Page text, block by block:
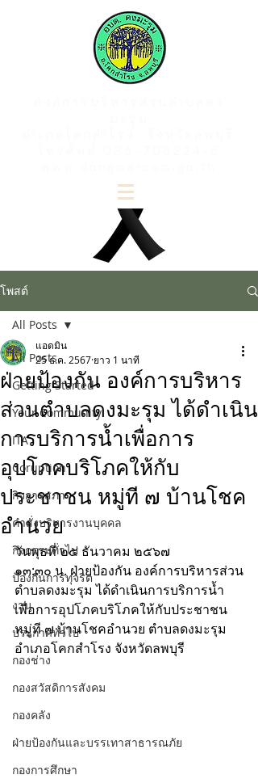
โพสต์
All Posts
Getting Started
Your Community
ITA
Coruption
กิจการสภา
คำสั่งบริหารงานบุคคล
กิจกรรมทั่วไป
ป้องกันการทุจริต
งาน
ประกาศทั่วไป
กองช่าง
กองสวัสดิการสังคม
กองคลัง
ฝ่ายป้องกันและบรรเทาสาธารณภัย
กองการศึกษา
All Posts
ฝ่ายป้องกัน องค์การบริหาร
ส่วนตำบลดงมะรุม ได้ดำเนิน
การบริการน้ำเพื่อการ
อุปโภคบริโภคให้กับ
ประชาชน หมู่ที ๗ บ้านโชค
อำนวย
แอดมิน
25 ธ.ค. 2567 ยาว 1 นาที
วันพุธที่ ๒๕ ธันวาคม ๒๕๖๗
๑๓:๓๐ น. ฝ่ายป้องกัน องค์การบริหารส่วน
ตำบลดงมะรุม ได้ดำเนินการบริการน้ำ
เพื่อการอุปโภคบริโภคให้กับประชาชน
หมู่ที ๗ บ้านโชคอำนวย ตำบลดงมะรุม
อำเภอโคกสำโรง จังหวัดลพบุรี